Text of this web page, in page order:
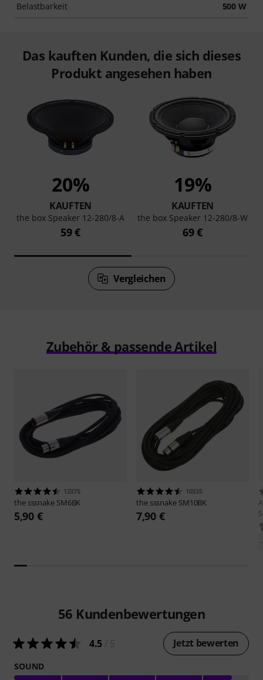
Belastbarkeit 500 W
Das kauften Kunden, die sich dieses
Produkt angesehen haben
20%
KAUFTEN
the box Speaker 12-280/8-A
59 €
19%
KAUFTEN
the box Speaker 12-280/8-W
69 €
Vergleichen
Zubehör & passende Artikel
12375
the sssnake SM6BK
5,90 €
10335
the sssnake SM10BK
7,90 €
56 Kundenbewertungen
4.5 Jetzt bewerten
SOUND